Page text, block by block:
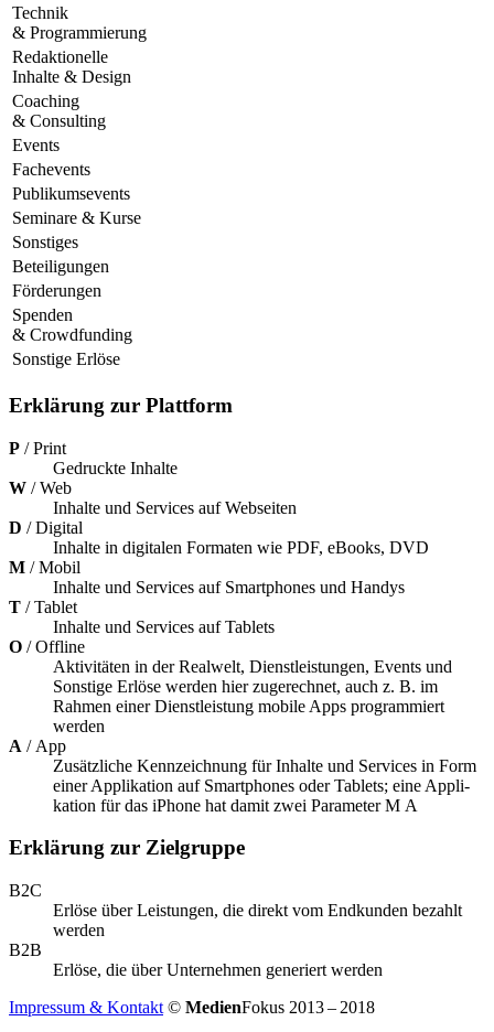
Tech­nik
& Programmierung
Redak­tio­nelle
Inhalte & Design
Coaching
& Consulting
Events
Fache­vents
Publi­kum­se­vents
Semi­nare & Kurse
Sons­ti­ges
Betei­li­gun­gen
Förde­run­gen
Spen­den
& Crowdfunding
Sons­tige Erlöse
Erklärung zur Plattform
P / Print
Gedruckte Inhalte
W / Web
Inhalte und Services auf Webseiten
D / Digital
Inhalte in digi­ta­len Forma­ten wie PDF, eBooks, DVD
M / Mobil
Inhalte und Services auf Smart­pho­nes und Handys
T / Tablet
Inhalte und Services auf Tablets
O / Offline
Akti­vi­tä­ten in der Real­welt, Dienst­leis­tun­gen, Events und
Sons­tige Erlöse werden hier zuge­rech­net, auch z. B. im
Rahmen einer Dienst­leis­tung mobile Apps program­miert
werden
A / App
Zusätz­li­che Kenn­zeich­nung für Inhalte und Services in Form
einer Appli­ka­tion auf Smart­pho­nes oder Tablets; eine Appli­
ka­tion für das iPhone hat damit zwei Para­me­ter M A
Erklärung zur Zielgruppe
B2C
Erlöse über Leis­tun­gen, die direkt vom Endkun­den bezahlt
werden
B2B
Erlöse, die über Unter­neh­men gene­riert werden
Impressum & Kontakt © MedienFokus 2013 – 2018